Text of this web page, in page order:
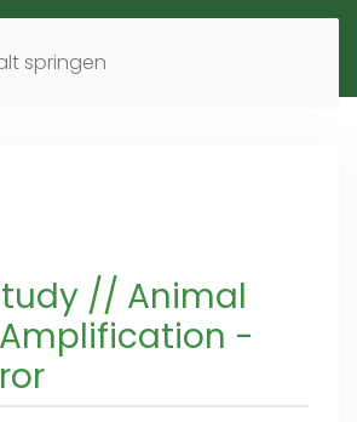
springen
// Animal
-